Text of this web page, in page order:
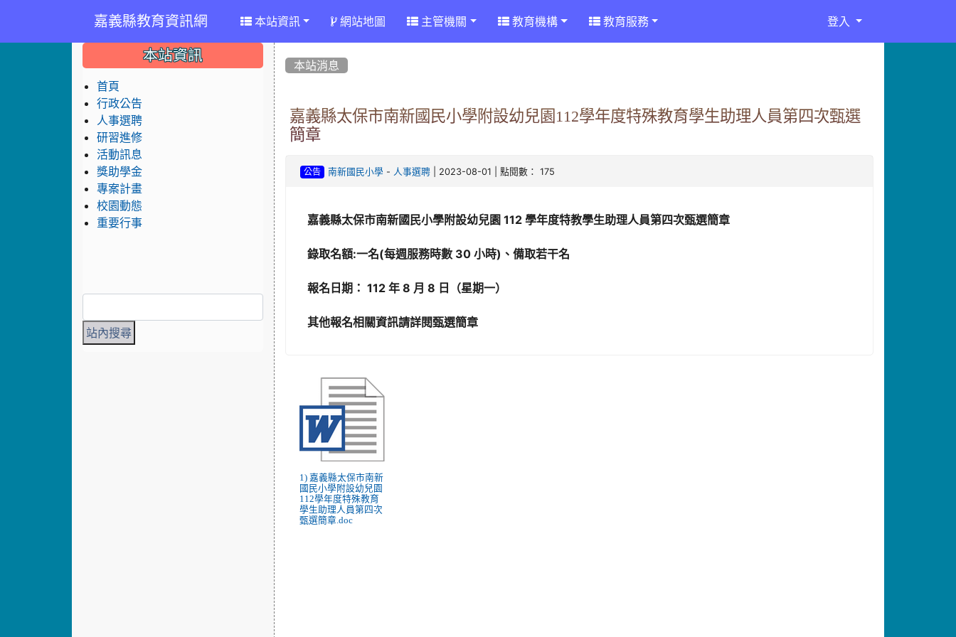
嘉義縣教育資訊網 本站資訊 網站地圖 主管機關 教育機構 教育服務 登入
本站消息
嘉義縣太保市南新國民小學附設幼兒園112學年度特殊教育學生助理人員第四次甄選
簡章
公告 南新國民小學 - 人事選聘 | 2023-08-01 | 點閱數： 175
嘉義縣太保市南新國民小學附設幼兒園 112 學年度特教學生助理人員第四次甄選簡章
錄取名額:一名(每週服務時數 30 小時)、備取若干名
報名日期： 112 年 8 月 8 日（星期一）
其他報名相關資訊請詳閱甄選簡章
1) 嘉義縣太保市南新
國民小學附設幼兒園
112學年度特殊教育
學生助理人員第四次
甄選簡章.doc
::: 本站資訊
首頁
行政公告
人事選聘
研習進修
活動訊息
獎助學金
專案計畫
校園動態
重要行事